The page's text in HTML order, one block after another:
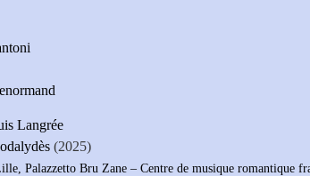
Langrée
(2025)
Palazzetto Bru Zane – Centre de musique romantique